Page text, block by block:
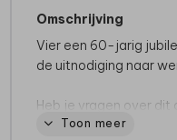
Omschrijving
Vier een 60-jarig
de uitnodiging naar
Heb je vragen over
niet lukt in de editor?
Toon meer